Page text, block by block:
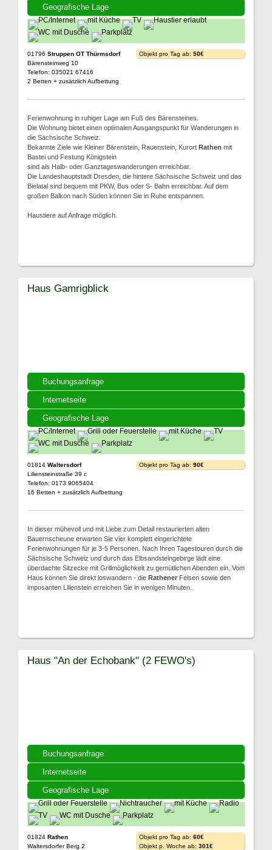
Geografische Lage
01796 Struppen OT Thürmsdorf
Bärensteinweg 10
Telefon: 035021 67416
2 Betten + zusätzlich Aufbettung
Objekt pro Tag ab: 50€
Ferienwohnung in ruhiger Lage am Fuß des Bärensteines.
Die Wohnung bietet einen optimalen Ausgangspunkt für Wanderungen in
die Sächsische Schweiz.
Bekannte Ziele wie Kleiner Bärenstein, Rauenstein, Kurort Rathen mit
Bastei und Festung Königstein
sind als Halb- oder Ganztageswanderungen erreichbar.
Die Landeshauptstadt Dresden, die hintere Sächsische Schweiz und das
Bielatal sind bequem mit PKW, Bus oder S- Bahn erreichbar. Auf dem
großen Balkon nach Süden können Sie in Ruhe entspannen.
Haustiere auf Anfrage möglich.
Buchungsanfrage
Internetseite
Geografische Lage
Haus Gamrigblick
01814 Waltersdorf
Liliensteinstraße 39 c
Telefon: 0173 9065404
16 Betten + zusätzlich Aufbettung
Objekt pro Tag ab: 90€
In dieser mühevoll und mit Liebe zum Detail restaurierten alten
Bauernscheune erwarten Sie vier komplett eingerichtete
Ferienwohnungen für je 3-5 Personen. Nach Ihren Tagestouren durch die
Sächsische Schweiz und durch das Elbsandsteingebirge lädt eine
überdachte Sitzecke mit Grillmöglichkeit zu gemütlichen Abenden ein. Vom
Haus können Sie direkt loswandern - die Rathener Felsen sowie den
imposanten Lilienstein erreichen Sie in wenigen Minuten.
Buchungsanfrage
Internetseite
Geografische Lage
Haus "An der Echobank" (2 FEWO's)
01824 Rathen
Waltersdorfer Berg 2
Objekt pro Tag ab: 60€
Objekt p. Woche ab: 301€